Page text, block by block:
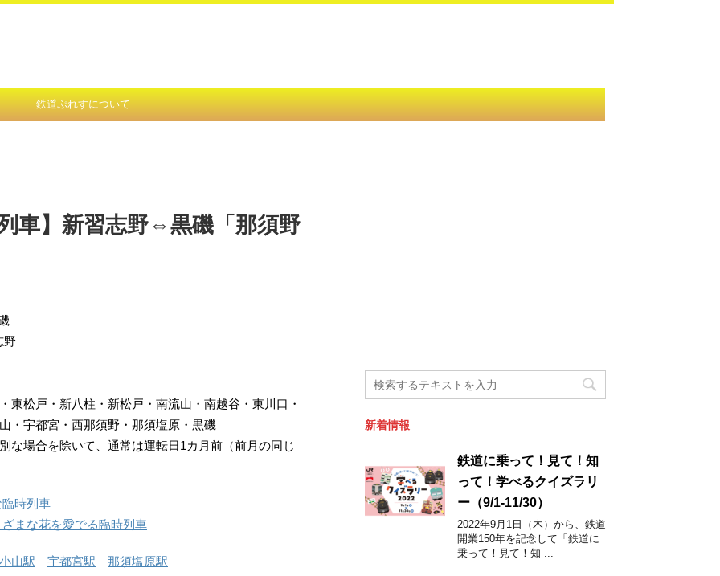
鉄道ぷれすについて
車】新習志野⇔黒磯「那須野
野
松戸・新八柱・新松戸・南流山・南越谷・東川口・
・宇都宮・西那須野・那須塩原・黒磯
な場合を除いて、通常は運転日1カ月前（前月の同じ
時列車
まな花を愛でる臨時列車
小山駅 宇都宮駅 那須塩原駅
新着情報
鉄道に乗って！見て！知
って！学べるクイズラリ
ー（9/1-11/30）
2022年9月1日（木）から、鉄道
開業150年を記念して「鉄道に
乗って！見て！知 ...